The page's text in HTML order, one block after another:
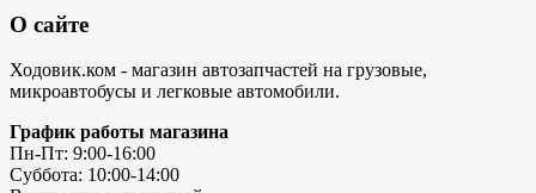
О сайте
Ходовик.ком - магазин автозапчастей на грузовые,
микроавтобусы и легковые автомобили.
График работы магазина
Пн-Пт: 9:00-16:00
Суббота: 10:00-14:00